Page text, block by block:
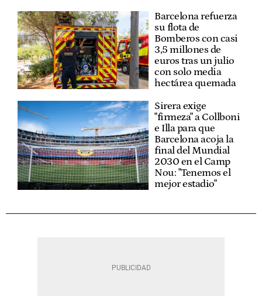
Barcelona refuerza
su flota de
Bomberos con casi
3,5 millones de
euros tras un julio
con solo media
hectárea quemada
Sirera exige
"firmeza" a Collboni
e Illa para que
Barcelona acoja la
final del Mundial
2030 en el Camp
Nou: "Tenemos el
mejor estadio"